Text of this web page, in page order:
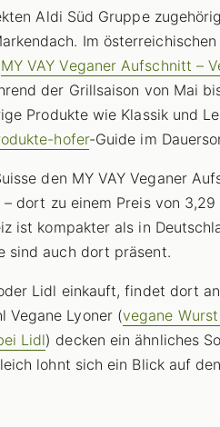
Aldi Süd Gruppe
Im
MY VAY Veganer Aufschnitt –
der Grillsaison von Mai
Produkte wie Klassik und
hofer-Guide im
den MY VAY Veganer
dort zu einem Preis von 3,29
ist kompakter als in
sind auch dort präsent.
Lidl einkauft, findet dort
Vegane Lyoner (vegane
Lidl) decken ein ähnliches
lohnt sich ein Blick auf